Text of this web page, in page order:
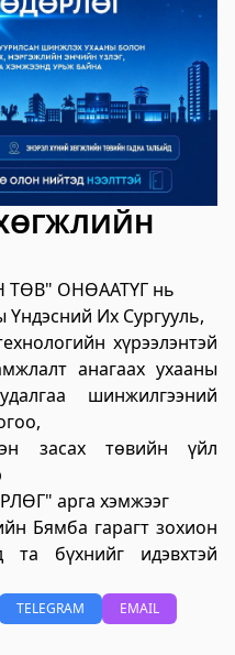
ОНӨААТҮГ нь
Их Сургууль,
хүрээлэнтэй
анагаах ухааны
шинжилгээний
засах төвийн үйл
арга хэмжээг
Бямба гарагт зохион
та бүхнийг идэвхтэй
TELEGRAM
EMAIL